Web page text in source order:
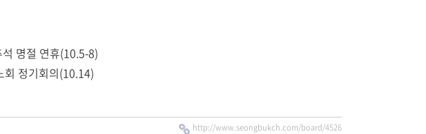
명절 연휴(10.5-8)
정기회의(10.14)
http://www.seongbukch.com/board/4526